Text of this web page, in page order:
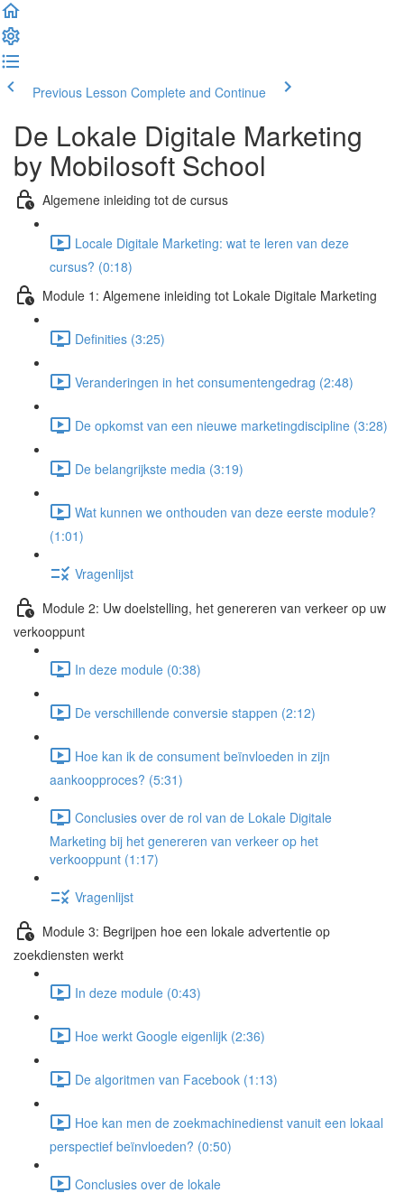
Previous Lesson Complete and Continue
De Lokale Digitale Marketing
by Mobilosoft School
Algemene inleiding tot de cursus
Locale Digitale Marketing: wat te leren van deze
cursus? (0:18)
Module 1: Algemene inleiding tot Lokale Digitale Marketing
Definities (3:25)
Veranderingen in het consumentengedrag (2:48)
De opkomst van een nieuwe marketingdiscipline (3:28)
De belangrijkste media (3:19)
Wat kunnen we onthouden van deze eerste module?
(1:01)
Vragenlijst
Module 2: Uw doelstelling, het genereren van verkeer op uw
verkooppunt
In deze module (0:38)
De verschillende conversie stappen (2:12)
Hoe kan ik de consument beïnvloeden in zijn
aankoopproces? (5:31)
Conclusies over de rol van de Lokale Digitale
Marketing bij het genereren van verkeer op het
verkooppunt (1:17)
Vragenlijst
Module 3: Begrijpen hoe een lokale advertentie op
zoekdiensten werkt
In deze module (0:43)
Hoe werkt Google eigenlijk (2:36)
De algoritmen van Facebook (1:13)
Hoe kan men de zoekmachinedienst vanuit een lokaal
perspectief beïnvloeden? (0:50)
Conclusies over de lokale